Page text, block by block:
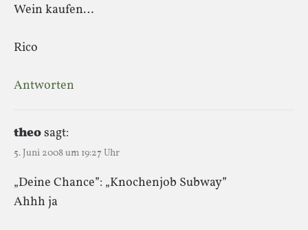
Wein kaufen…
Rico
Antworten
theosagt:
5. Juni 2008 um 19:27 Uhr
„Deine Chance”: „Knochenjob Subway”
Ahhh ja